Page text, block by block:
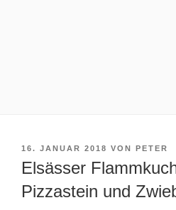
VERÖFFENTLICHT
AM
16. JANUAR 2018 VON PETER
Elsässer
Pizzastein und